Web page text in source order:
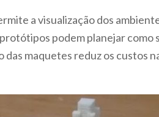
a visualização dos
podem planejar
das maquetes reduz os custos